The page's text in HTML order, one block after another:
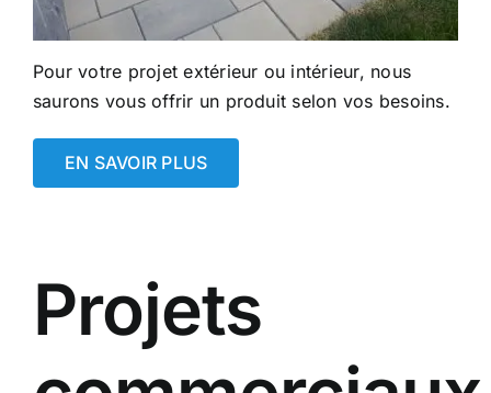
Pour votre projet extérieur ou intérieur, nous
saurons vous offrir un produit selon vos besoins.
EN SAVOIR PLUS
Projets